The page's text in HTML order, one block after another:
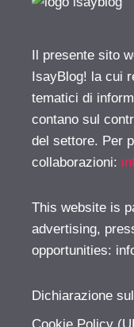
Il presente sito
IsayBlog! la cui
tematici di
contano sul
del settore. Per
collaborazioni:
This website is
advertising,
opportunities:
Dichiarazione